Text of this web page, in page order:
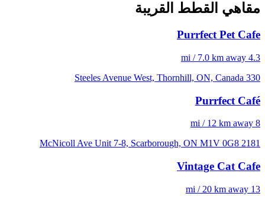
مقاهي القطط القريبة
Purrfect Pet Cafe
4.3 mi / 7.0 km away
330 Steeles Avenue West, Thornhill, ON, Canada
Purrfect Café
8 mi / 12 km away
2181 McNicoll Ave Unit 7-8, Scarborough, ON M1V 0G8
Vintage Cat Cafe
13 mi / 20 km away